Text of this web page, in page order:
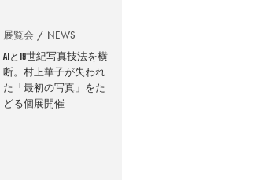
展覧会 NEWS
AIと19世紀写真技法を横
断。村上華子が失われ
た「最初の写真」をた
どる個展開催